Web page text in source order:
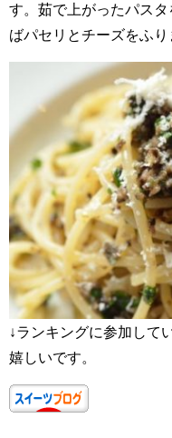
す。茹で上がったパス
ばパセリとチーズをふり
↓ランキングに参加して
嬉しいです。